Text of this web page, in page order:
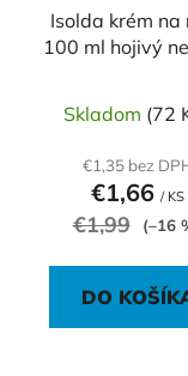
Isolda krém na
100 ml hojivý
Skladom (72
€1,35 bez
€1,66 / KS
€1,99 (–16
DO